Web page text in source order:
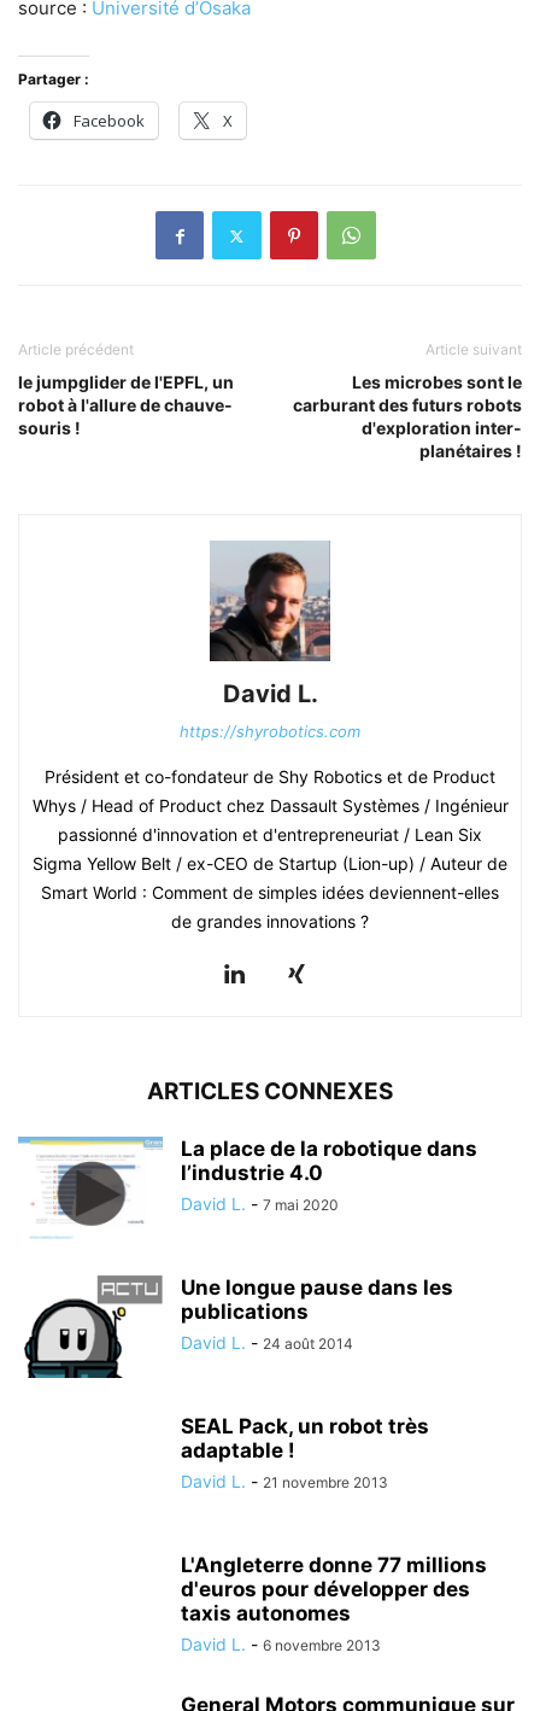
source : Université d’Osaka
Partager :
Facebook X
Article précédent
le jumpglider de l'EPFL, un
robot à l'allure de chauve-
souris !
Article suivant
Les microbes sont le
carburant des futurs robots
d'exploration inter-
planétaires !
David L.
https://shyrobotics.com
Président et co-fondateur de Shy Robotics et de Product
Whys / Head of Product chez Dassault Systèmes / Ingénieur
passionné d'innovation et d'entrepreneuriat / Lean Six
Sigma Yellow Belt / ex-CEO de Startup (Lion-up) / Auteur de
Smart World : Comment de simples idées deviennent-elles
de grandes innovations ?
ARTICLES CONNEXES
La place de la robotique dans
l’industrie 4.0
David L. - 7 mai 2020
Une longue pause dans les
publications
David L. - 24 août 2014
SEAL Pack, un robot très
adaptable !
David L. - 21 novembre 2013
L'Angleterre donne 77 millions
d'euros pour développer des
taxis autonomes
David L. - 6 novembre 2013
General Motors communique sur